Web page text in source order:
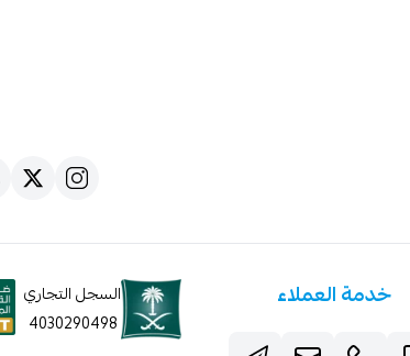
خدمة العملاء
السجل التجاري
4030290498